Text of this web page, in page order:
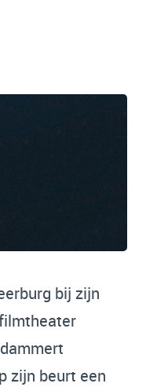
bij zijn
zijn beurt een